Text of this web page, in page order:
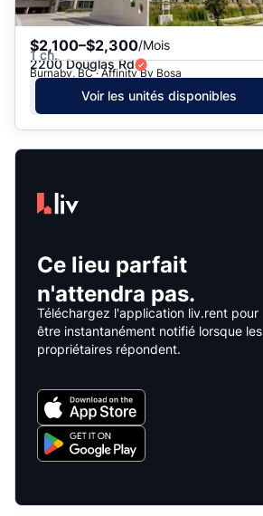
$2,100–$2,300/Mois
1 ch.
2200 Douglas Rd
Burnaby, BC · Affinity By Bosa
Voir les unités disponibles
Ce lieu parfait
n'attendra pas.
Téléchargez l'application liv.rent pour
être instantanément notifié lorsque les
propriétaires répondent.